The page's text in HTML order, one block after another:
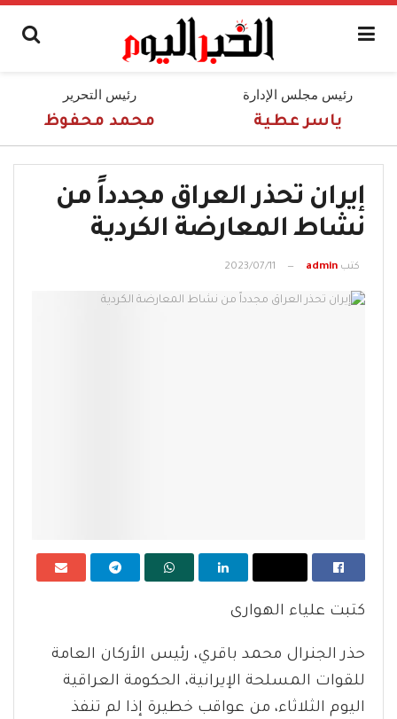
رئيس مجلس الإدارة
ياسر عطية
رئيس التحرير
محمد محفوظ
إيران تحذر العراق مجدداً من
نشاط المعارضة الكردية
كتب admin
2023/07/11
كتبت علياء الهوارى
حذر الجنرال محمد باقري، رئيس الأركان العامة
للقوات المسلحة الإيرانية، الحكومة العراقية
اليوم الثلاثاء، من عواقب خطيرة إذا لم تنفذ